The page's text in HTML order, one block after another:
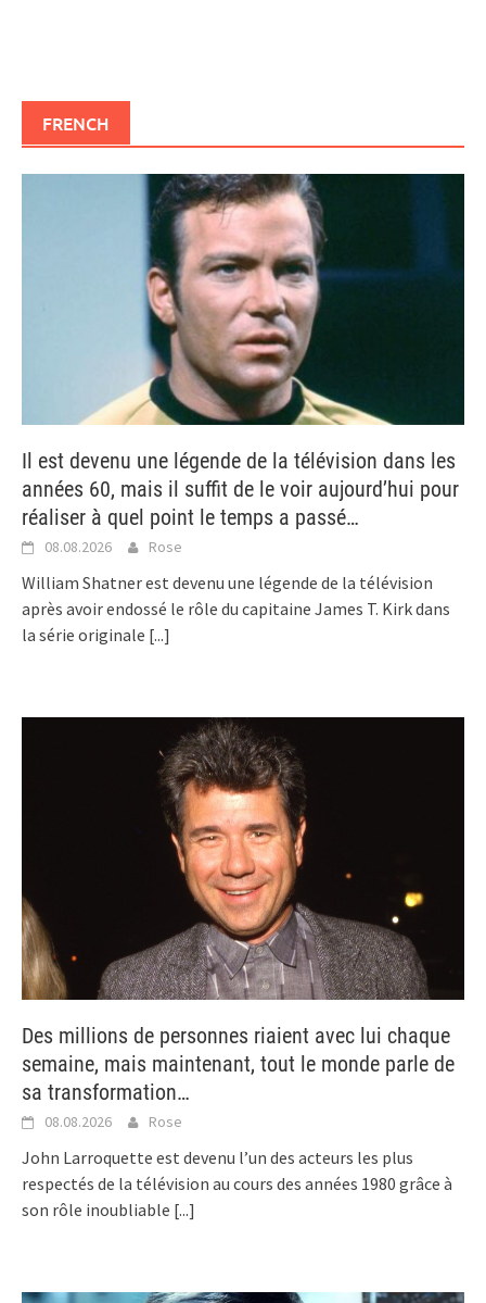
FRENCH
Il est devenu une légende de la télévision dans les
années 60, mais il suffit de le voir aujourd’hui pour
réaliser à quel point le temps a passé…
08.08.2026 Rose
William Shatner est devenu une légende de la télévision
après avoir endossé le rôle du capitaine James T. Kirk dans
la série originale [...]
Des millions de personnes riaient avec lui chaque
semaine, mais maintenant, tout le monde parle de
sa transformation…
08.08.2026 Rose
John Larroquette est devenu l’un des acteurs les plus
respectés de la télévision au cours des années 1980 grâce à
son rôle inoubliable [...]